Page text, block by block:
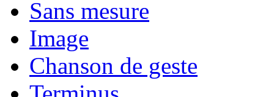
Sans mesure
Image
Chanson de geste